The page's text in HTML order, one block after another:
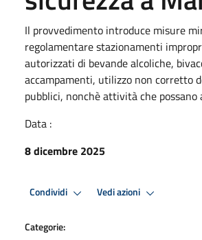
Il provvedimento introduce misure
regolamentare stazionamenti
autorizzati di bevande alcoliche,
accampamenti, utilizzo non corretto
pubblici, nonchè attività che
Data :
8 dicembre 2025
Condividi Vedi azioni
Categorie: